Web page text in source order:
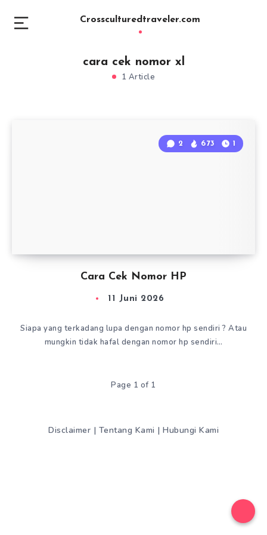
Crossculturedtraveler.com
cara cek nomor xl
1 Article
Cara Cek Nomor HP
2 673 1
11 Juni 2026
Siapa yang terkadang lupa dengan nomor hp sendiri ? Atau
mungkin tidak hafal dengan nomor hp sendiri…
Page 1 of 1
Disclaimer | Tentang Kami | Hubungi Kami